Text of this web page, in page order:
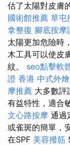
估了太陽對皮膚
國術館推薦 草屯
拿整復 腳底按摩
太陽更加危險時
木工具可以使皮
紋。 seo點擊軟
證 香港 中式外
摩推薦 大多數評
有益特性，適合
文心路按摩 通過
或雀斑的簡單，
在SPF 美容撥筋